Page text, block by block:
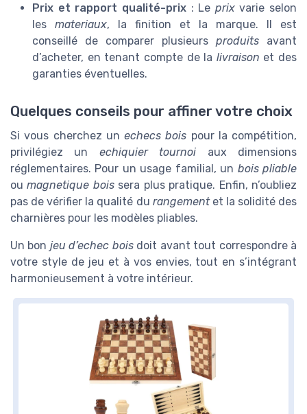
Prix et rapport qualité-prix: Le prixvarie selon
les materiaux, la finition et la marque. Il est
conseillé de comparer plusieurs produits avant
d’acheter, en tenant compte de la livraison et des
garanties éventuelles.
Quelques conseils pour affiner votre choix
Si vous cherchez un echecs bois pour la compétition,
privilégiez un echiquier tournoi aux dimensions
réglementaires. Pour un usage familial, un bois pliable
oumagnetique boissera plus pratique. Enfin, n’oubliez
pas de vérifier la qualité du rangementet la solidité des
charnières pour les modèles pliables.
Un bon jeu d’echec boisdoit avant tout correspondre à
votre style de jeu et à vos envies, tout en s’intégrant
harmonieusement à votre intérieur.